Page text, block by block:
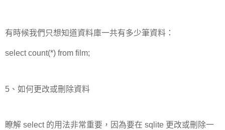
有時候我們只想知道資料庫一共有多少筆資料：
select count(*) from film;
5、如何更改或刪除資料
瞭解 select 的用法非常重要，因為要在 sqlite 更改或刪除一